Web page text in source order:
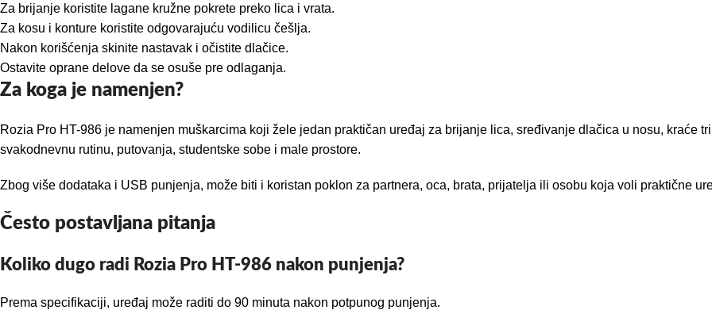
Za brijanje koristite lagane kružne pokrete preko lica i vrata.
Za kosu i konture koristite odgovarajuću vodilicu češlja.
Nakon korišćenja skinite nastavak i očistite dlačice.
Ostavite oprane delove da se osuše pre odlaganja.
Za koga je namenjen?
Rozia Pro HT-986 je namenjen muškarcima koji žele jedan praktičan uređaj za brijanje lica, sređivanje dlačica u nosu, kraće
svakodnevnu rutinu, putovanja, studentske sobe i male prostore.
Zbog više dodataka i USB punjenja, može biti i koristan poklon za partnera, oca, brata, prijatelja ili osobu koja voli praktične
Često postavljana pitanja
Koliko dugo radi Rozia Pro HT-986 nakon punjenja?
Prema specifikaciji, uređaj može raditi do 90 minuta nakon potpunog punjenja.